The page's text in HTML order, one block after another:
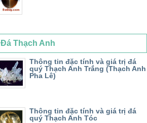
Đá Thạch Anh
Thông tin đặc tính và giá trị đá
quý Thạch Anh Trắng (Thạch Anh
Pha Lê)
Thông tin đặc tính và giá trị đá
quý Thạch Anh Tóc